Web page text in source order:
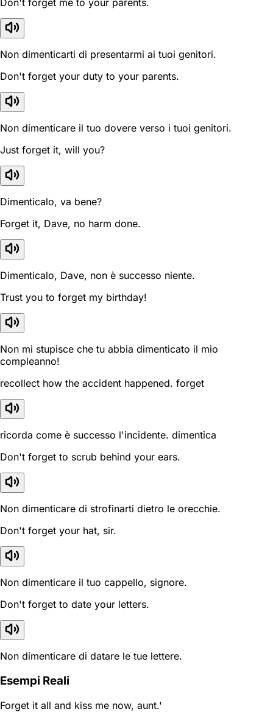
Don't forget me to your parents.
Non dimenticarti di presentarmi ai tuoi genitori.
Don't forget your duty to your parents.
Non dimenticare il tuo dovere verso i tuoi genitori.
Just forget it, will you?
Dimenticalo, va bene?
Forget it, Dave, no harm done.
Dimenticalo, Dave, non è successo niente.
Trust you to forget my birthday!
Non mi stupisce che tu abbia dimenticato il mio
compleanno!
recollect how the accident happened. forget
ricorda come è successo l'incidente. dimentica
Don't forget to scrub behind your ears.
Non dimenticare di strofinarti dietro le orecchie.
Don't forget your hat, sir.
Non dimenticare il tuo cappello, signore.
Don't forget to date your letters.
Non dimenticare di datare le tue lettere.
Esempi Reali
Forget it all and kiss me now, aunt.'